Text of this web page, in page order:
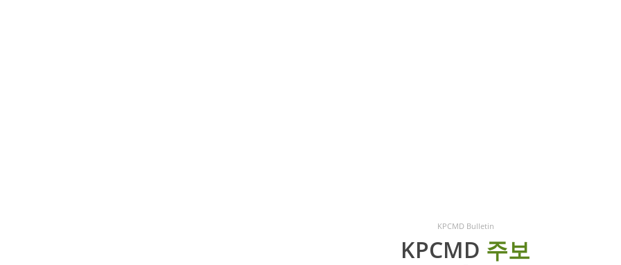
KPCMD Bulletin
KPCMD 주보